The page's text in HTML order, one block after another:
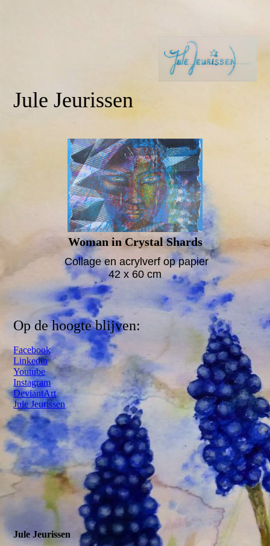
Jule Jeurissen
Woman in Crystal Shards
Collage en acrylverf op papier
42 x 60 cm
Op de hoogte blijven:
Facebook
Linkedin
Youtube
Instagram
DeviantArt
Jule Jeurissen
Jule Jeurissen